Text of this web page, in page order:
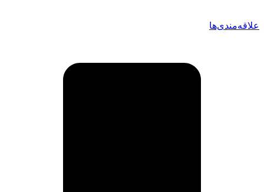
علاقه‌مندی‌ها